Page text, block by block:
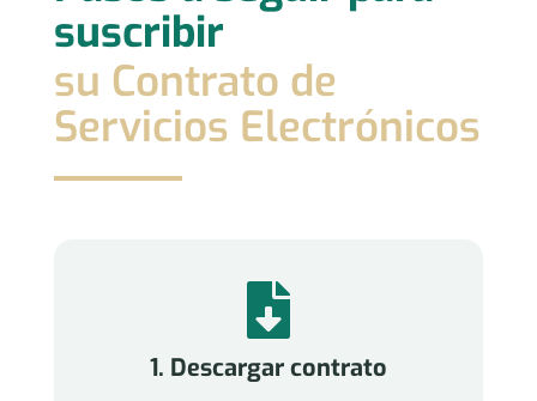
suscribir
su Contrato de
Servicios Electrónicos

1. Descargar contrato